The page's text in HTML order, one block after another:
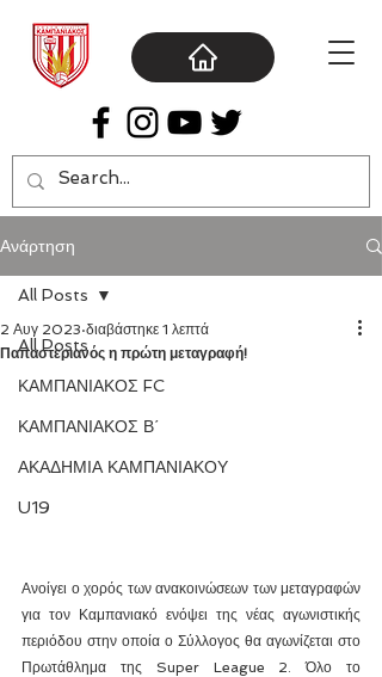
Ανάρτηση
All Posts
ΚΑΜΠΑΝΙΑΚΟΣ FC
ΚΑΜΠΑΝΙΑΚΟΣ Β΄
ΑΚΑΔΗΜΙΑ ΚΑΜΠΑΝΙΑΚΟΥ
U19
All Posts
Παπαστεριανός η πρώτη μεταγραφή!
2 Αυγ 2023 διαβάστηκε 1 λεπτά
Ανοίγει ο χορός των ανακοινώσεων των μεταγραφών
για τον Καμπανιακό ενόψει της νέας αγωνιστικής
περιόδου στην οποία ο Σύλλογος θα αγωνίζεται στο
Πρωτάθλημα της Super League 2. Όλο το